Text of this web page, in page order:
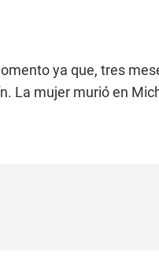
ya que, tres
La mujer murió en